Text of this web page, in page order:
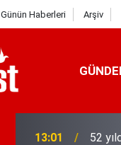
Günün Haberleri Arşiv
12:53 Hava